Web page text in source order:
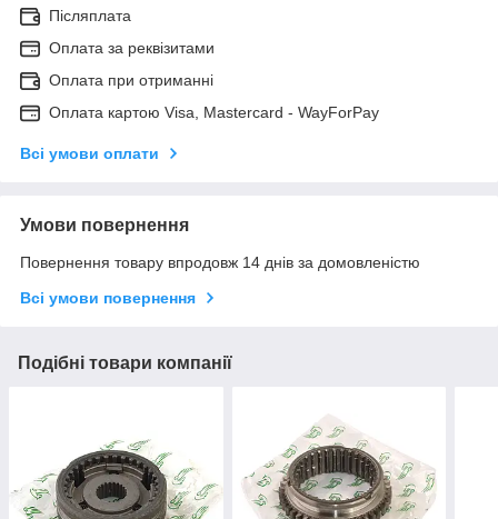
Післяплата
Оплата за реквізитами
Оплата при отриманні
Оплата картою Visa, Mastercard - WayForPay
Всі умови оплати
Умови повернення
Повернення товару впродовж 14 днів за домовленістю
Всі умови повернення
Подібні товари компанії